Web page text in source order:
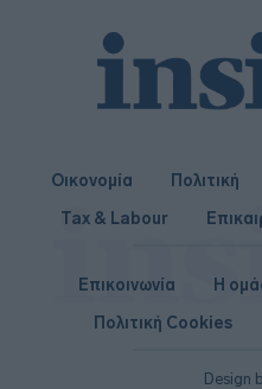
Οικονομία Πολιτική
Tax & Labour
Design
Επικοινωνία Η
Πολιτική Cookies